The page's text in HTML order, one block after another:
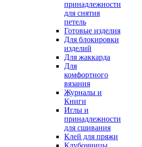
принадлежности
для снятия
петель
Готовые изделия
Для блокировки
изделий
Для жаккарда
Для
комфортного
вязания
Журналы и
Книги
Иглы и
принадлежности
для сшивания
Клей для пряжи
Клубочницы